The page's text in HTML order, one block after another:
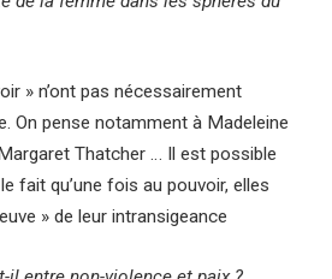
» n’ont pas nécessairement
On pense notamment à Madeleine
Thatcher … Il est possible
fait qu’une fois au pouvoir, elles
» de leur intransigeance